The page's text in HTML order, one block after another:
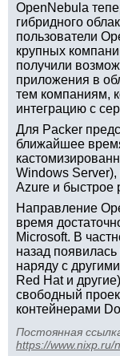
OpenNebula
гибридного
пользователи
крупных
получили
приложения в
тем компаниям,
интеграцию с
Для Packer
ближайшее
Windows
Azure и быстрое
Направление
время
Microsoft. В
назад
наряду с
Red Hat и
свободный
контейнерами
Постоянная
https://www.nixp.ru/